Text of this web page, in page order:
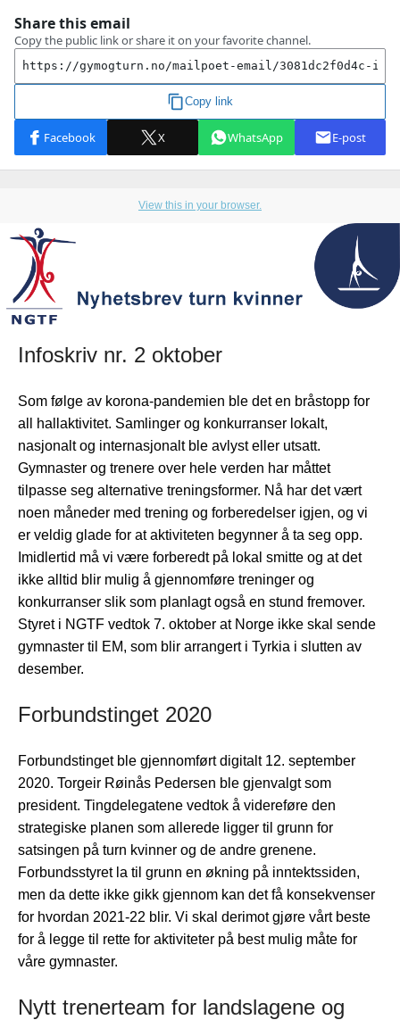
View this in your browser.
Infoskriv nr. 2 oktober
Som følge av korona-pandemien ble det en bråstopp for
all hallaktivitet. Samlinger og konkurranser lokalt,
nasjonalt og internasjonalt ble avlyst eller utsatt.
Gymnaster og trenere over hele verden har måttet
tilpasse seg alternative treningsformer. Nå har det vært
noen måneder med trening og forberedelser igjen, og vi
er veldig glade for at aktiviteten begynner å ta seg opp.
Imidlertid må vi være forberedt på lokal smitte og at det
ikke alltid blir mulig å gjennomføre treninger og
konkurranser slik som planlagt også en stund fremover.
Styret i NGTF vedtok 7. oktober at Norge ikke skal sende
gymnaster til EM, som blir arrangert i Tyrkia i slutten av
desember.
Forbundstinget 2020
Forbundstinget ble gjennomført digitalt 12. september
2020. Torgeir Røinås Pedersen ble gjenvalgt som
president. Tingdelegatene vedtok å videreføre den
strategiske planen som allerede ligger til grunn for
satsingen på turn kvinner og de andre grenene.
Forbundsstyret la til grunn en økning på inntektssiden,
men da dette ikke gikk gjennom kan det få konsekvenser
for hvordan 2021-22 blir. Vi skal derimot gjøre vårt beste
for å legge til rette for aktiviteter på best mulig måte for
våre gymnaster.
Nytt trenerteam for landslagene og